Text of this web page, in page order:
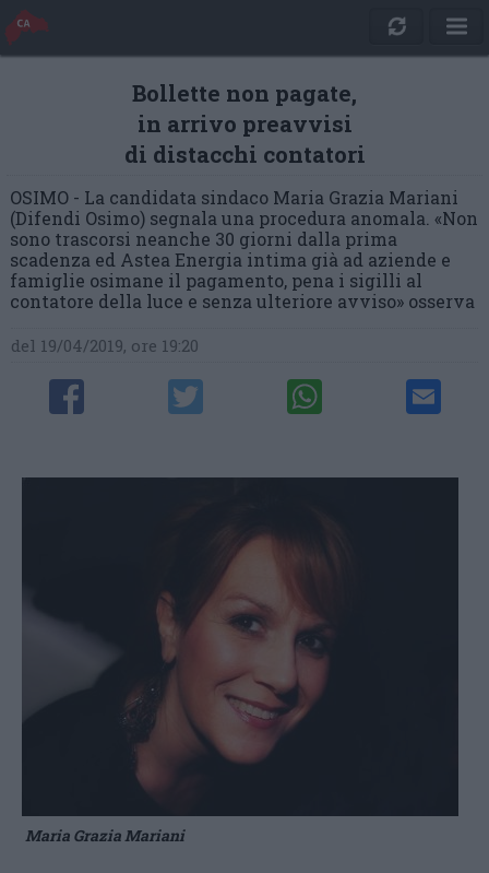
Bollette non pagate,
in arrivo preavvisi
di distacchi contatori
OSIMO - La candidata sindaco Maria Grazia Mariani
(Difendi Osimo) segnala una procedura anomala. «Non
sono trascorsi neanche 30 giorni dalla prima
scadenza ed Astea Energia intima già ad aziende e
famiglie osimane il pagamento, pena i sigilli al
contatore della luce e senza ulteriore avviso» osserva
del 19/04/2019, ore 19:20
Maria Grazia Mariani